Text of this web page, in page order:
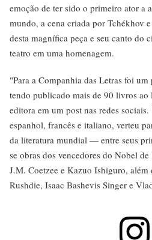
emoção de ter sido o primeiro ator a
mundo, a cena criada por Tchékhov
desta magnífica peça e seu canto do
teatro em uma homenagem.
"Para a Companhia das Letras foi
tendo publicado mais de 90 livros
editora em um post nas redes
espanhol, francês e italiano, verteu
da literatura mundial — entre seus
se obras dos vencedores do Nobel
J.M. Coetzee e Kazuo Ishiguro, além
Rushdie, Isaac Bashevis Singer e